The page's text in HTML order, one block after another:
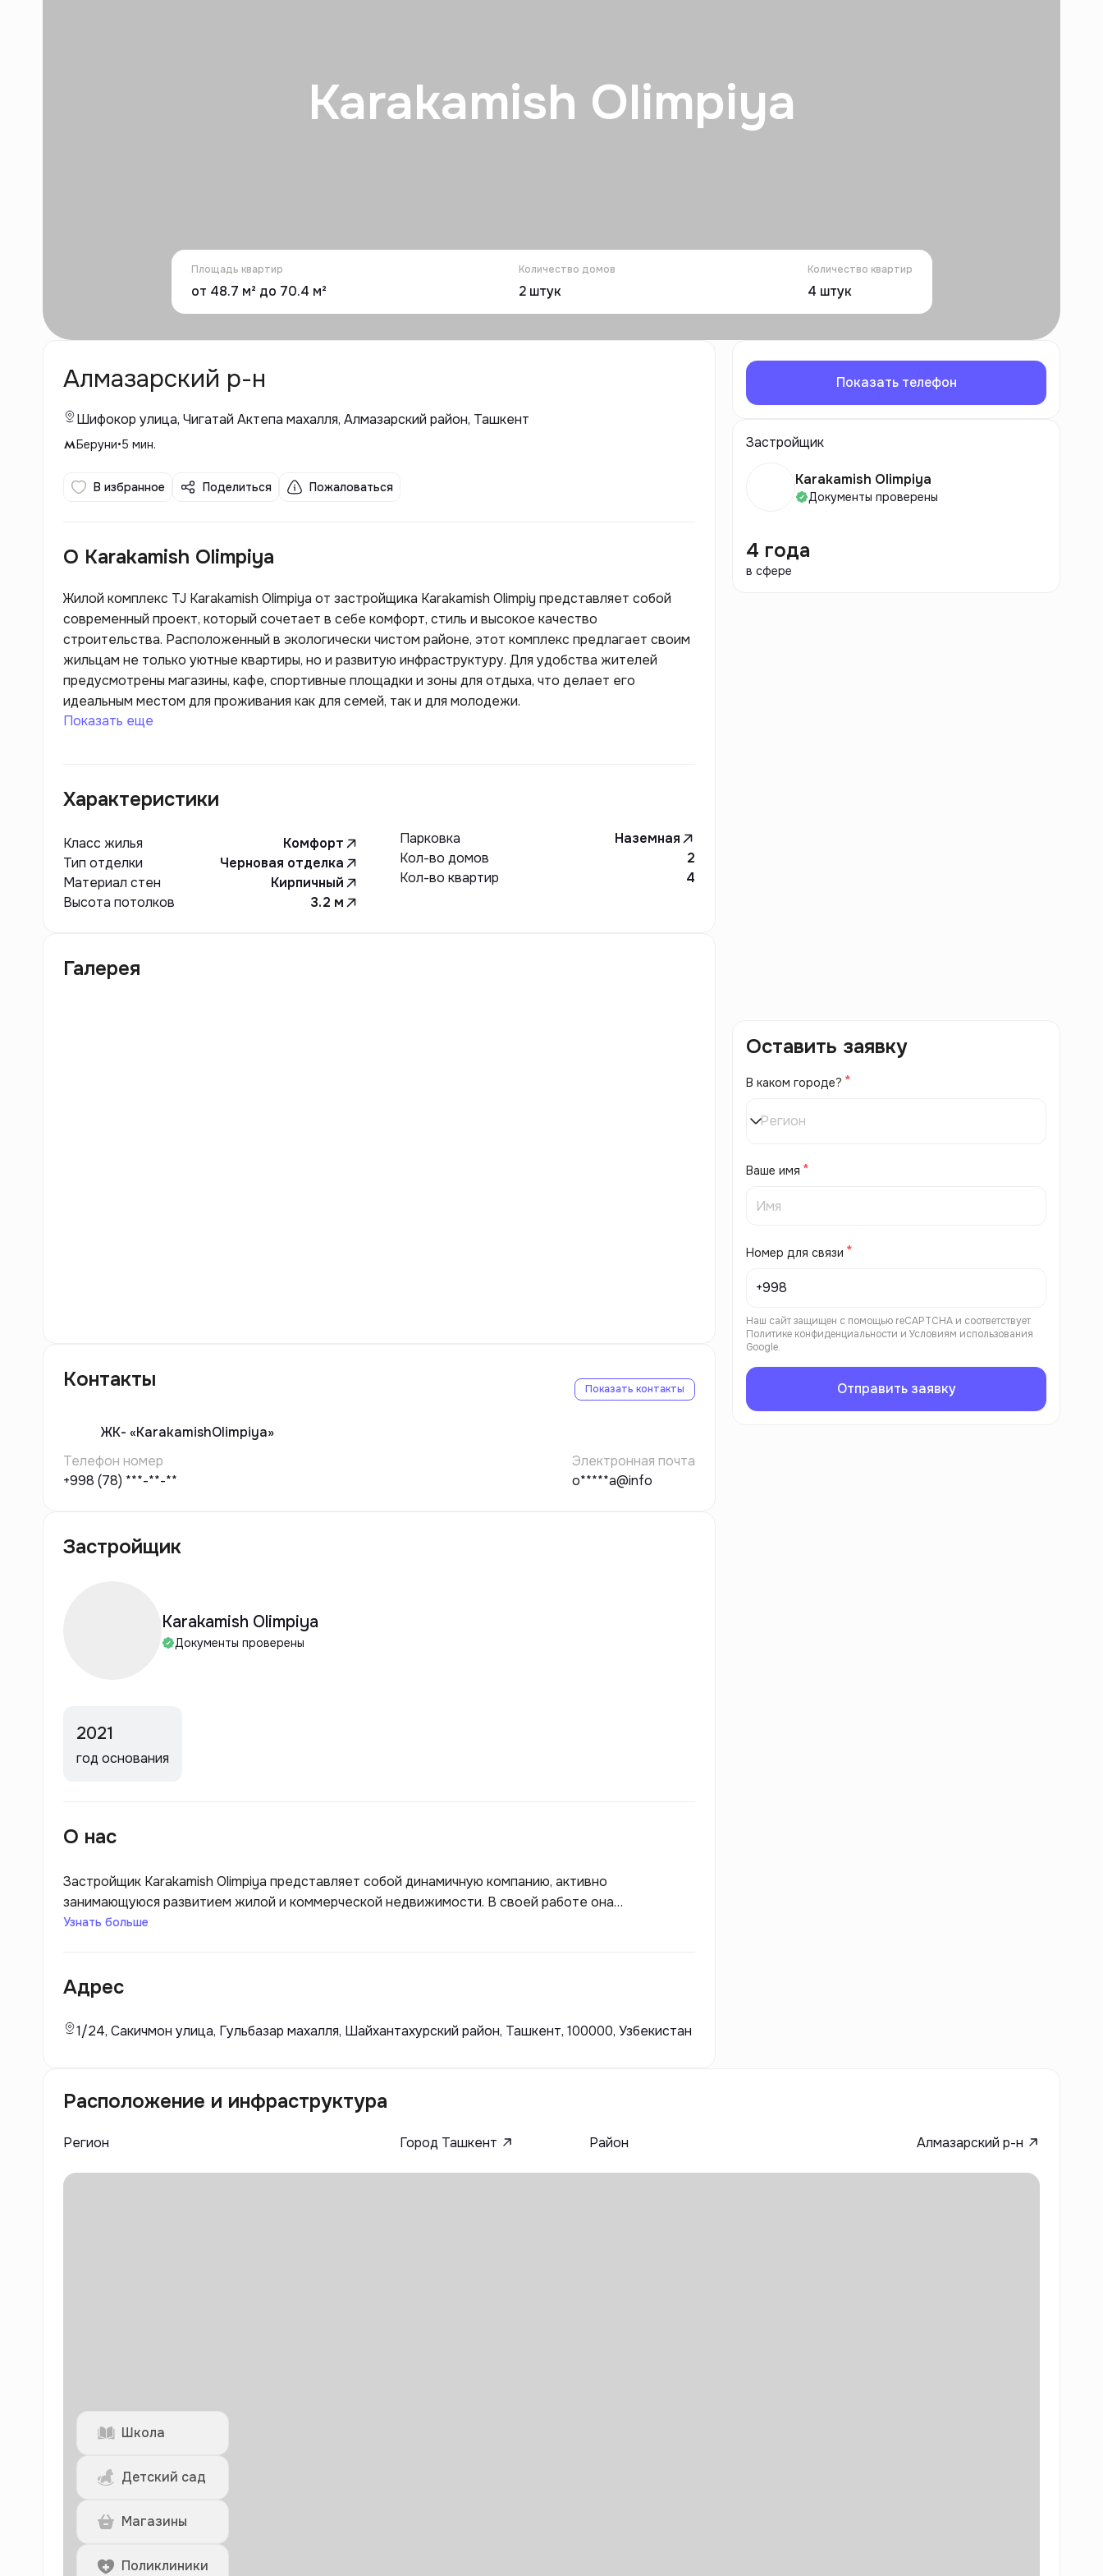
Karakamish Olimpiya
Площадь квартир
от 48.7 м² до 70.4 м²
Количество домов
2 штук
Количество квартир
4 штук
Алмазарский р-н
Шифокор улица, Чигатай Актепа махалля, Алмазарский район, Ташкент
Беруни•5 мин.
В избранное Поделиться Пожаловаться
О Karakamish Olimpiya
Жилой комплекс TJ Karakamish Olimpiya от застройщика Karakamish Olimpiy представляет собой
современный проект, который сочетает в себе комфорт, стиль и высокое качество
строительства. Расположенный в экологически чистом районе, этот комплекс предлагает своим
жильцам не только уютные квартиры, но и развитую инфраструктуру. Для удобства жителей
предусмотрены магазины, кафе, спортивные площадки и зоны для отдыха, что делает его
идеальным местом для проживания как для семей, так и для молодежи.
Показать еще
Характеристики
Класс жилья
Комфорт
Тип отделки
Черновая отделка
Материал стен
Кирпичный
Высота потолков
3.2 м
Парковка
Наземная
Кол-во домов
2
Кол-во квартир
4
Галерея
Контакты Показать контакты
ЖК- «KarakamishOlimpiya»
Телефон номер
+998 (78) ***-**-**
Электронная почта
o*****a@info
Застройщик
Karakamish Olimpiya
Документы проверены
2021
год основания
О нас
Застройщик Karakamish Olimpiya представляет собой динамичную компанию, активно
занимающуюся развитием жилой и коммерческой недвижимости. В своей работе она
придерживается высоких стандартов качества и инновационных подходов к строительству. Один
гармоничному развитию всех жителей.
Узнать больше
Адрес
1/24, Сакичмон улица, Гульбазар махалля, Шайхантахурский район, Ташкент, 100000, Узбекистан
Показать телефон
Застройщик
Karakamish Olimpiya
Документы проверены
4 года
в сфере
Оставить заявку
В каком городе?
Регион
Ваше имя
Номер для связи
Наш сайт защищен с помощью reCAPTCHA и соответствует
Политике конфиденциальности и Условиям использования
Google.
Отправить заявку
Расположение и инфраструктура
Регион Город Ташкент Район Алмазарский р-н
Школа
Детский сад
Магазины
Поликлиники